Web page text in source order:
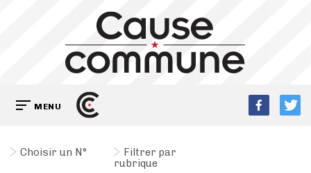
MENU
Choisir un N°
Filtrer par
rubrique